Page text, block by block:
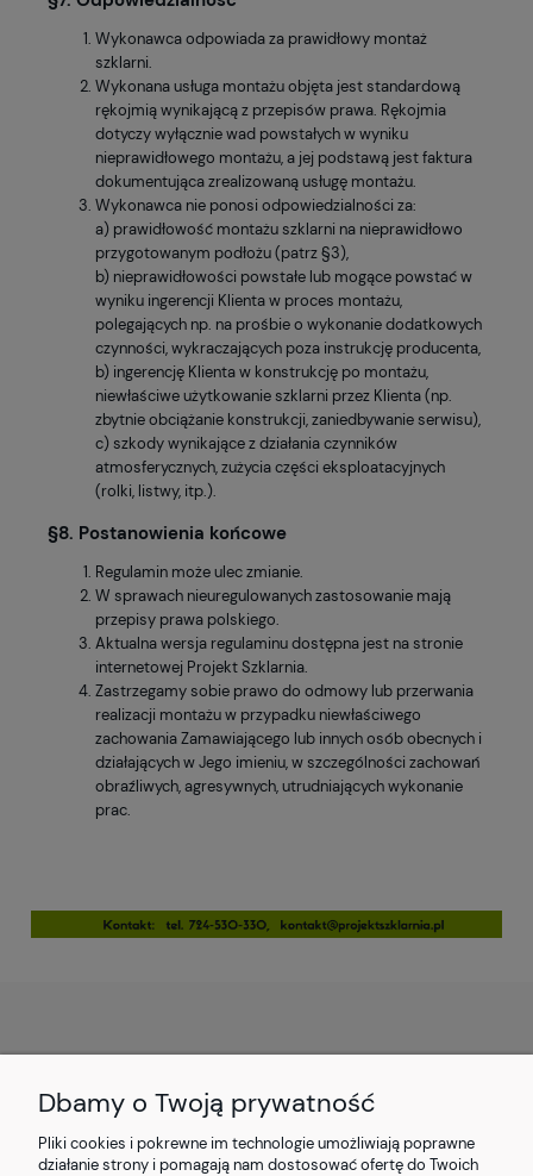
Wykonawca odpowiada za prawidłowy montaż
szklarni.
Wykonana usługa montażu objęta jest standardową
rękojmią wynikającą z przepisów prawa. Rękojmia
dotyczy wyłącznie wad powstałych w wyniku
nieprawidłowego montażu, a jej podstawą jest faktura
dokumentująca zrealizowaną usługę montażu.
Wykonawca nie ponosi odpowiedzialności za:
a) prawidłowość montażu szklarni na nieprawidłowo
przygotowanym podłożu (patrz §3),
b) nieprawidłowości powstałe lub mogące powstać w
wyniku ingerencji Klienta w proces montażu,
polegających np. na prośbie o wykonanie dodatkowych
czynności, wykraczających poza instrukcję producenta,
b) ingerencję Klienta w konstrukcję po montażu,
niewłaściwe użytkowanie szklarni przez Klienta (np.
zbytnie obciążanie konstrukcji, zaniedbywanie serwisu),
c) szkody wynikające z działania czynników
atmosferycznych, zużycia części eksploatacyjnych
(rolki, listwy, itp.).
§8. Postanowienia końcowe
Regulamin może ulec zmianie.
W sprawach nieuregulowanych zastosowanie mają
przepisy prawa polskiego.
Aktualna wersja regulaminu dostępna jest na stronie
internetowej Projekt Szklarnia.
Zastrzegamy sobie prawo do odmowy lub przerwania
realizacji montażu w przypadku niewłaściwego
zachowania Zamawiającego lub innych osób obecnych i
działających w Jego imieniu, w szczególności zachowań
obraźliwych, agresywnych, utrudniających wykonanie
prac.
OBSŁUGA KLIENTA
Dbamy o Twoją prywatność
Pliki cookies i pokrewne im technologie umożliwiają poprawne
działanie strony i pomagają nam dostosować ofertę do Twoich